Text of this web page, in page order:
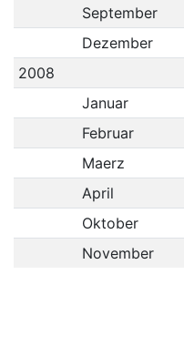
September
Dezember
2008
Januar
Februar
Maerz
April
Oktober
November